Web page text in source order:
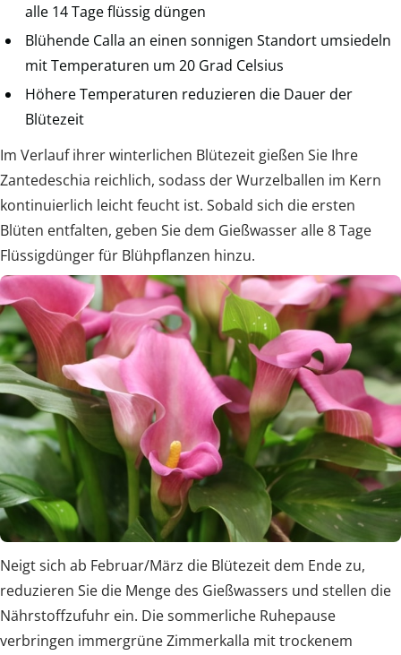
alle 14 Tage flüssig düngen
Blühende Calla an einen sonnigen Standort umsiedeln
mit Temperaturen um 20 Grad Celsius
Höhere Temperaturen reduzieren die Dauer der
Blütezeit
Im Verlauf ihrer winterlichen Blütezeit gießen Sie Ihre
Zantedeschia reichlich, sodass der Wurzelballen im Kern
kontinuierlich leicht feucht ist. Sobald sich die ersten
Blüten entfalten, geben Sie dem Gießwasser alle 8 Tage
Flüssigdünger für Blühpflanzen hinzu.
Neigt sich ab Februar/März die Blütezeit dem Ende zu,
reduzieren Sie die Menge des Gießwassers und stellen die
Nährstoffzufuhr ein. Die sommerliche Ruhepause
verbringen immergrüne Zimmerkalla mit trockenem